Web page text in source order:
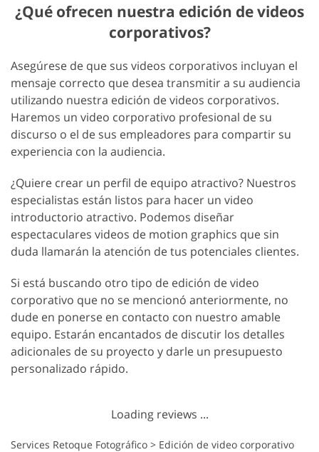
¿Qué ofrecen nuestra edición de videos
corporativos?
Asegúrese de que sus videos corporativos incluyan el
mensaje correcto que desea transmitir a su audiencia
utilizando nuestra edición de videos corporativos.
Haremos un video corporativo profesional de su
discurso o el de sus empleadores para compartir su
experiencia con la audiencia.
¿Quiere crear un perfil de equipo atractivo? Nuestros
especialistas están listos para hacer un video
introductorio atractivo. Podemos diseñar
espectaculares videos de motion graphics que sin
duda llamarán la atención de tus potenciales clientes.
Si está buscando otro tipo de edición de video
corporativo que no se mencionó anteriormente, no
dude en ponerse en contacto con nuestro amable
equipo. Estarán encantados de discutir los detalles
adicionales de su proyecto y darle un presupuesto
personalizado rápido.
Loading reviews ...
Services Retoque Fotográfico > Edición de video corporativo